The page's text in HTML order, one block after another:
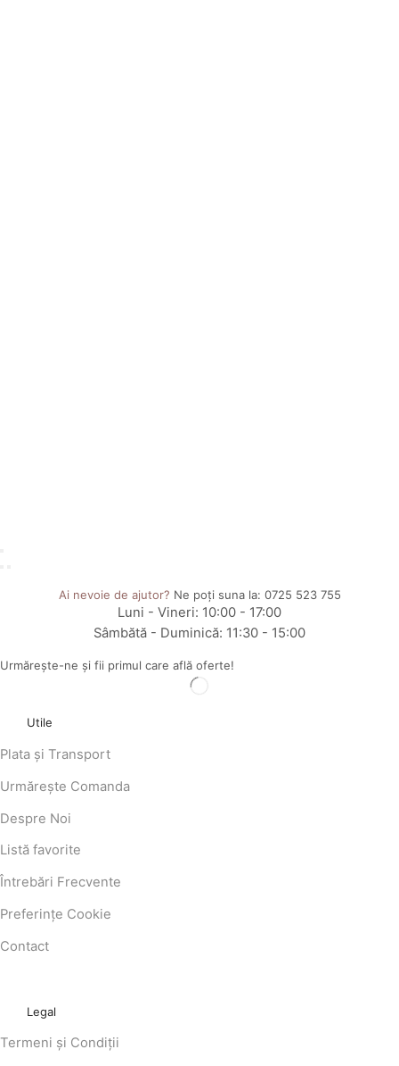
Ai nevoie de ajutor? Ne poți suna la: 0725 523 755
Luni - Vineri: 10:00 - 17:00
Sâmbătă - Duminică: 11:30 - 15:00
Urmărește-ne și fii primul care află oferte!
Utile
Plata și Transport
Urmărește Comanda
Despre Noi
Listă favorite
Întrebări Frecvente
Preferințe Cookie
Contact
Legal
Termeni și Condiții